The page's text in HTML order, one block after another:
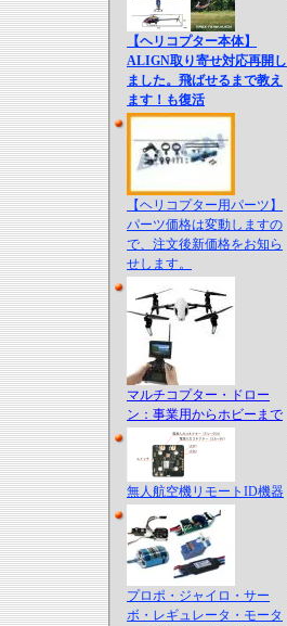
【ヘリコプター本体】
ALIGN取り寄せ対応再開し
ました。飛ばせるまで教え
ます！も復活
【ヘリコプター用パーツ】
パーツ価格は変動しますの
で、注文後新価格をお知ら
せします。
マルチコプター・ドロー
ン：事業用からホビーまで
無人航空機リモートID機器
プロポ・ジャイロ・サー
ボ・レギュレータ・モータ